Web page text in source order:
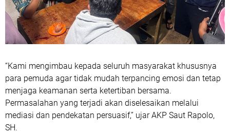
“Kami mengimbau kepada seluruh masyarakat khususnya
para pemuda agar tidak mudah terpancing emosi dan tetap
menjaga keamanan serta ketertiban bersama.
Permasalahan yang terjadi akan diselesaikan melalui
mediasi dan pendekatan persuasif,” ujar AKP Saut Rapolo,
SH.